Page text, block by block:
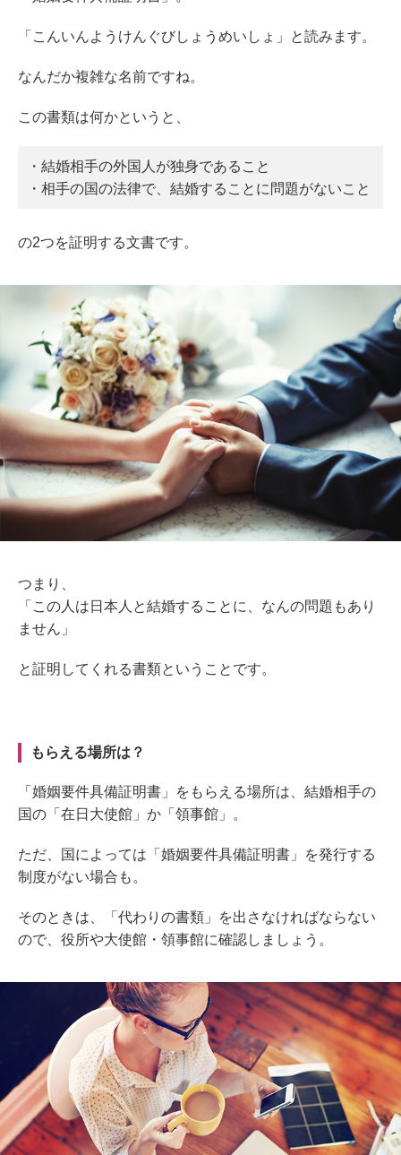
「こんいんようけんぐびしょうめいしょ」と読みます。
なんだか複雑な名前ですね。
この書類は何かというと、
・結婚相手の外国人が独身であること
・相手の国の法律で、結婚することに問題がないこと
の2つを証明する文書です。
つまり、
「この人は日本人と結婚することに、なんの問題もあり
ません」
と証明してくれる書類ということです。
もらえる場所は？
「婚姻要件具備証明書」をもらえる場所は、結婚相手の
国の「在日大使館」か「領事館」。
ただ、国によっては「婚姻要件具備証明書」を発行する
制度がない場合も。
そのときは、「代わりの書類」を出さなければならない
ので、役所や大使館・領事館に確認しましょう。